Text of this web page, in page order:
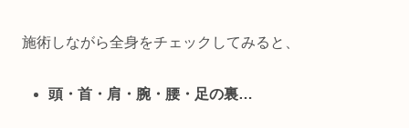
施術しながら全身をチェックしてみると、
頭・首・肩・腕・腰・足の裏…